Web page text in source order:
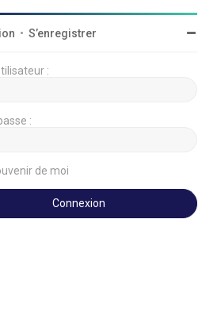
• S’enregistrer
:
:
de moi